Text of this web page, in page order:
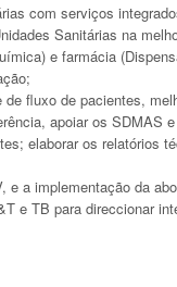
com serviços
Sanitárias na
e farmácia
fluxo de pacientes,
apoiar os SDMAS
elaborar os relatórios
e a implementação da
e TB para direccionar